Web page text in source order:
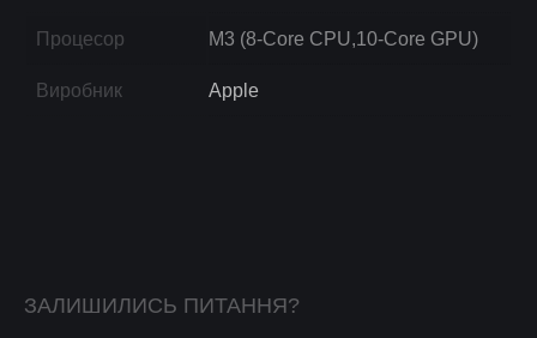
Процесор M3 (8-Core CPU,10-Core GPU)
Виробник Apple
ЗАЛИШИЛИСЬ ПИТАННЯ?